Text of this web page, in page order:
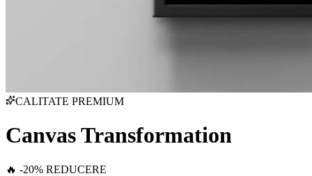
CALITATE PREMIUM
Canvas Transformation
🔥 -20% REDUCERE